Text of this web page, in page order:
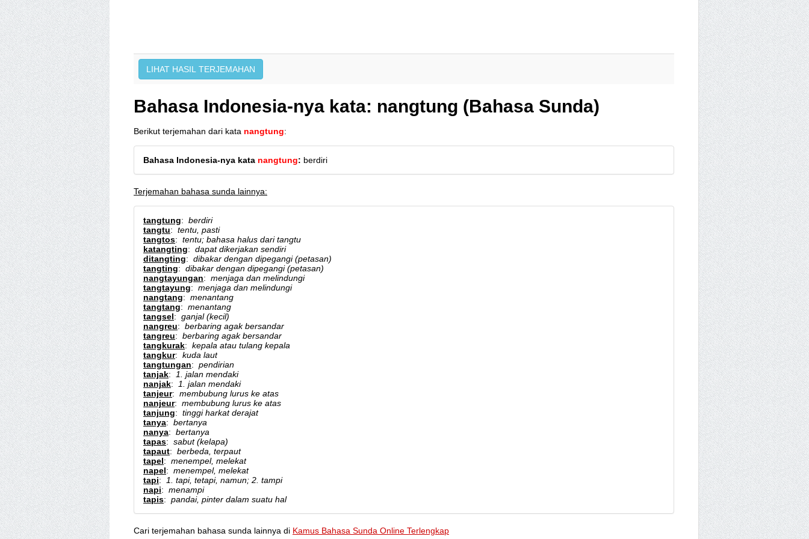
Bahasa Indonesia-nya kata: nangtung (Bahasa Sunda)
Berikut terjemahan dari kata nangtung:
Bahasa Indonesia-nya kata nangtung: berdiri
Terjemahan bahasa sunda lainnya:
tangtung: berdiri
tangtu: tentu, pasti
tangtos: tentu; bahasa halus dari tangtu
katangting: dapat dikerjakan sendiri
ditangting: dibakar dengan dipegangi (petasan)
tangting: dibakar dengan dipegangi (petasan)
nangtayungan: menjaga dan melindungi
tangtayung: menjaga dan melindungi
nangtang: menantang
tangtang: menantang
tangsel: ganjal (kecil)
nangreu: berbaring agak bersandar
tangreu: berbaring agak bersandar
tangkurak: kepala atau tulang kepala
tangkur: kuda laut
tangtungan: pendirian
tanjak:
1. jalan mendaki
nanjak:
1. jalan mendaki
tanjeur: membubung lurus ke atas
nanjeur: membubung lurus ke atas
tanjung: tinggi harkat derajat
tanya: bertanya
nanya: bertanya
tapas: sabut (kelapa)
tapaut: berbeda, terpaut
tapel: menempel, melekat
napel: menempel, melekat
tapi:
1. tapi, tetapi, namun; 2. tampi
napi: menampi
tapis: pandai, pinter dalam suatu hal
Cari terjemahan bahasa sunda lainnya di Kamus Bahasa Sunda Online Terlengkap